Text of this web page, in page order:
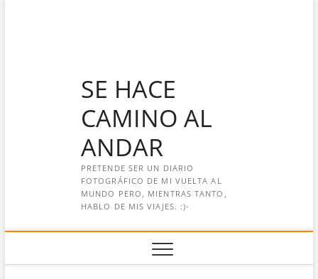
SE HACE
CAMINO AL
ANDAR
PRETENDE SER UN DIARIO
FOTOGRÁFICO DE MI VUELTA AL
MUNDO PERO, MIENTRAS TANTO,
HABLO DE MIS VIAJES. :)-